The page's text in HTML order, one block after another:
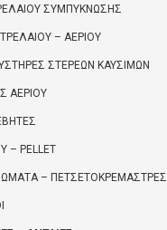
ΣΥΜΠΥΚΝΩΣΗΣ
– ΑΕΡΙΟΥ
ΣΤΕΡΕΩΝ ΚΑΥΣΙΜΩΝ
ΑΕΡΙΟΥ
PELLET
– ΠΕΤΣΕΤΟΚΡΕΜΑΣΤΡΕΣ